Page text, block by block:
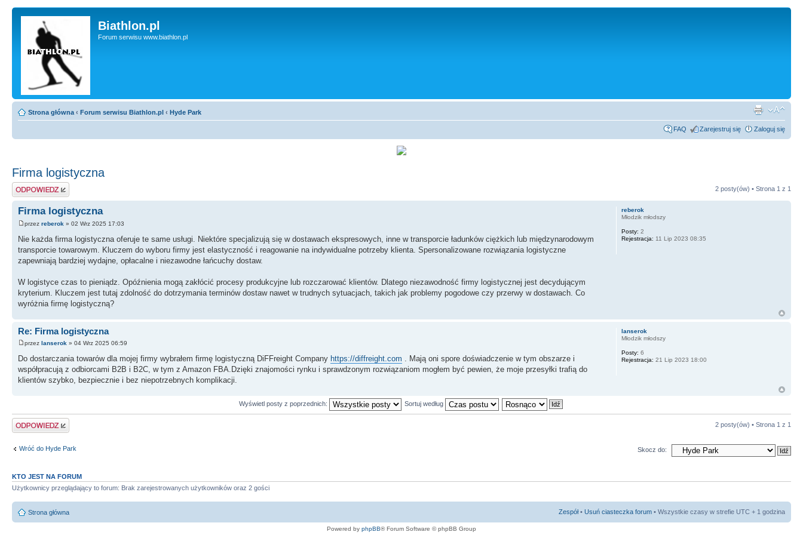
Biathlon.pl
Forum serwisu www.biathlon.pl
Strona główna ‹ Forum serwisu Biathlon.pl ‹ Hyde Park
FAQ Zarejestruj się Zaloguj się
Firma logistyczna
Wyślij odpowiedź 2 posty(ów) • Strona 1 z 1
Firma logistyczna
przez reberok » 02 Wrz 2025 17:03
Nie każda firma logistyczna oferuje te same usługi. Niektóre specjalizują się w dostawach ekspresowych, inne w transporcie ładunków ciężkich lub międzynarodowym
transporcie towarowym. Kluczem do wyboru firmy jest elastyczność i reagowanie na indywidualne potrzeby klienta. Spersonalizowane rozwiązania logistyczne
zapewniają bardziej wydajne, opłacalne i niezawodne łańcuchy dostaw.
W logistyce czas to pieniądz. Opóźnienia mogą zakłócić procesy produkcyjne lub rozczarować klientów. Dlatego niezawodność firmy logistycznej jest decydującym
kryterium. Kluczem jest tutaj zdolność do dotrzymania terminów dostaw nawet w trudnych sytuacjach, takich jak problemy pogodowe czy przerwy w dostawach. Co
wyróżnia firmę logistyczną?
reberok
Młodzik młodszy
Posty: 2
Rejestracja: 11 Lip 2023 08:35
Re: Firma logistyczna
przez lanserok » 04 Wrz 2025 06:59
Do dostarczania towarów dla mojej firmy wybrałem firmę logistyczną DiFFreight Company https://diffreight.com . Mają oni spore doświadczenie w tym obszarze i
współpracują z odbiorcami B2B i B2C, w tym z Amazon FBA.Dzięki znajomości rynku i sprawdzonym rozwiązaniom mogłem być pewien, że moje przesyłki trafią do
klientów szybko, bezpiecznie i bez niepotrzebnych komplikacji.
lanserok
Młodzik młodszy
Posty: 6
Rejestracja: 21 Lip 2023 18:00
Wyświetl posty z poprzednich: Sortuj według
Wyślij odpowiedź 2 posty(ów) • Strona 1 z 1
Wróć do Hyde Park Skocz do:
KTO JEST NA FORUM
Użytkownicy przeglądający to forum: Brak zarejestrowanych użytkowników oraz 2 gości
Strona główna Zespół• Usuń ciasteczka forum • Wszystkie czasy w strefie UTC + 1 godzina
Powered by phpBB® Forum Software © phpBB Group